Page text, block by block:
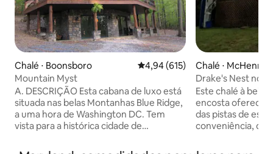
Chalé ⋅ Boonsboro 4,94 de uma avaliação média de
4,94 (615)
Mountain Myst
A. DESCRIÇÃO Esta cabana de luxo está
situada nas belas Montanhas Blue Ridge,
a uma hora de Washington DC. Tem
vista para a histórica cidade de
noturnas brilharem no topo da South
Chalé ⋅ McHenry
Drake's Nest no
Este chalé à
encosta oferece
das pistas de
conveniência,
distância. O